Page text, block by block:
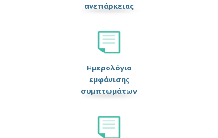
ανεπάρκειας
Ημερολόγιο
εμφάνισης
συμπτωμάτων